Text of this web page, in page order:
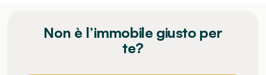
Non è l’immobile giusto per
te?